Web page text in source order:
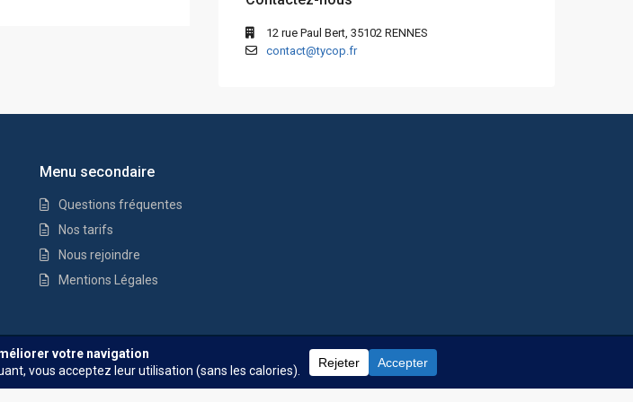
12 rue Paul Bert, 35102 RENNES
contact@tycop.fr
Menu secondaire
Questions fréquentes
Nos tarifs
Nous rejoindre
Mentions Légales
Nos tarifsNous rejoindre